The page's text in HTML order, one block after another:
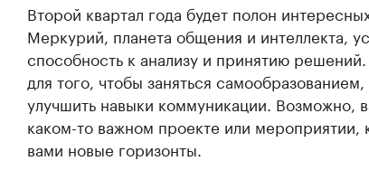
Второй квартал года будет полон
Меркурий, планета общения и интеллекта,
способность к анализу и принятию
для того, чтобы заняться
улучшить навыки коммуникации. Возможно,
каком-то важном проекте или мероприятии,
вами новые горизонты.